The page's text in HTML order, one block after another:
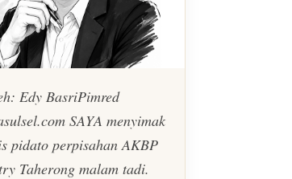
Edy BasriPimred
SAYA menyimak
pidato perpisahan AKBP
Taherong malam tadi.